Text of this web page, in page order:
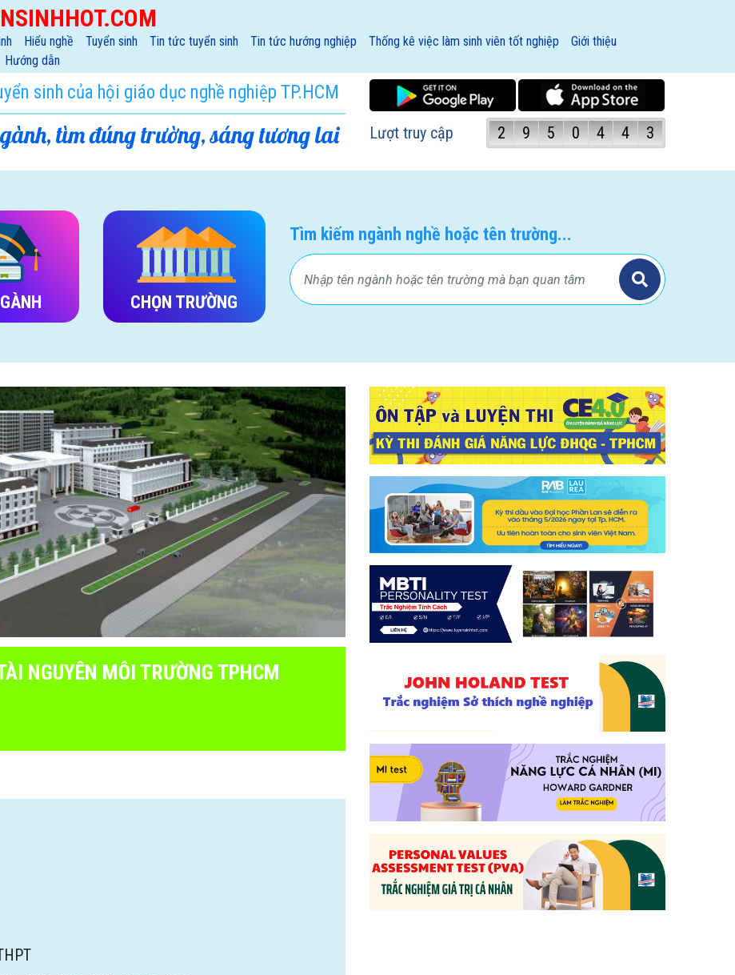
Hiểu nghề Tuyển sinh Tin tức tuyển sinh Tin tức hướng nghiệp Thống kê việc làm sinh viên tốt nghiệp
Giới thiệu
Hướng dẫn
sinh của hội giáo dục nghề nghiệp TP.HCM
tìm đúng trường, sáng tương lai Lượt truy cập 2 9 5 0 4 4 3
Tìm kiếm ngành nghề hoặc tên trường...
CHỌN TRƯỜNG
NGUYÊN MÔI TRƯỜNG TPHCM